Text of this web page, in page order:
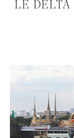
LE DELTA